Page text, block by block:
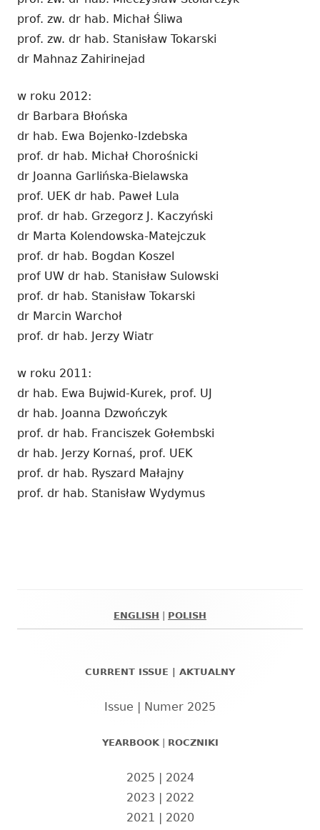
prof. zw. dr hab. Michał Śliwa
prof. zw. dr hab. Stanisław Tokarski
dr Mahnaz Zahirinejad
w roku 2012:
dr Barbara Błońska
dr hab. Ewa Bojenko-Izdebska
prof. dr hab. Michał Chorośnicki
dr Joanna Garlińska-Bielawska
prof. UEK dr hab. Paweł Lula
prof. dr hab. Grzegorz J. Kaczyński
dr Marta Kolendowska-Matejczuk
prof. dr hab. Bogdan Koszel
prof UW dr hab. Stanisław Sulowski
prof. dr hab. Stanisław Tokarski
dr Marcin Warchoł
prof. dr hab. Jerzy Wiatr
w roku 2011:
dr hab. Ewa Bujwid-Kurek, prof. UJ
dr hab. Joanna Dzwończyk
prof. dr hab. Franciszek Gołembski
dr hab. Jerzy Kornaś, prof. UEK
prof. dr hab. Ryszard Małajny
prof. dr hab. Stanisław Wydymus
ENGLISH POLISH
CURRENT ISSUE | AKTUALNY
Issue | Numer 2025
YEARBOOK| ROCZNIKI
2025 | 2024
2023 | 2022
2021 | 2020